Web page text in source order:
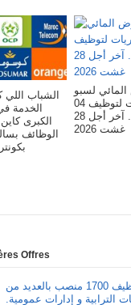
الشباب
الخدمة
الكبرى
الوظائف
لسبو
: مباريات لتوظيف 04
مناصب. آخر أجل 28
غشت 2026
Offres
مباريات لتوظيف 1700 منصب بالعديد من
الترابية و إدارات عمومية.